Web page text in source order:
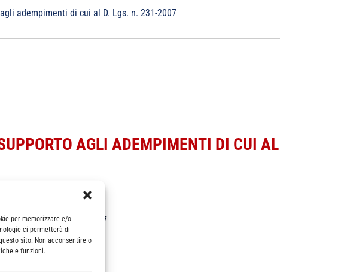
per memorizzare e/o
ci permetterà di
sito. Non acconsentire o
e funzioni.
adempimenti di cui al D. Lgs. n. 231-2007
AGLI ADEMPIMENTI DI CUI AL
cui al D. Lgs. n. 231-2007